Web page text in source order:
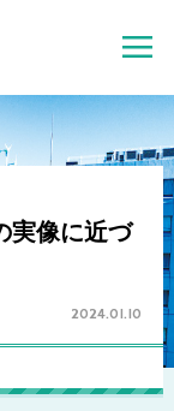
実像に近づ
2024.01.10